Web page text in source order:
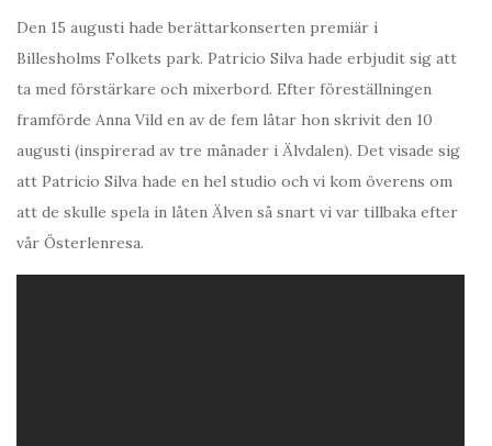
Den 15 augusti hade berättarkonserten premiär i
Billesholms Folkets park. Patricio Silva hade erbjudit sig att
ta med förstärkare och mixerbord. Efter föreställningen
framförde Anna Vild en av de fem låtar hon skrivit den 10
augusti (inspirerad av tre månader i Älvdalen). Det visade sig
att Patricio Silva hade en hel studio och vi kom överens om
att de skulle spela in låten Älven så snart vi var tillbaka efter
vår Österlenresa.